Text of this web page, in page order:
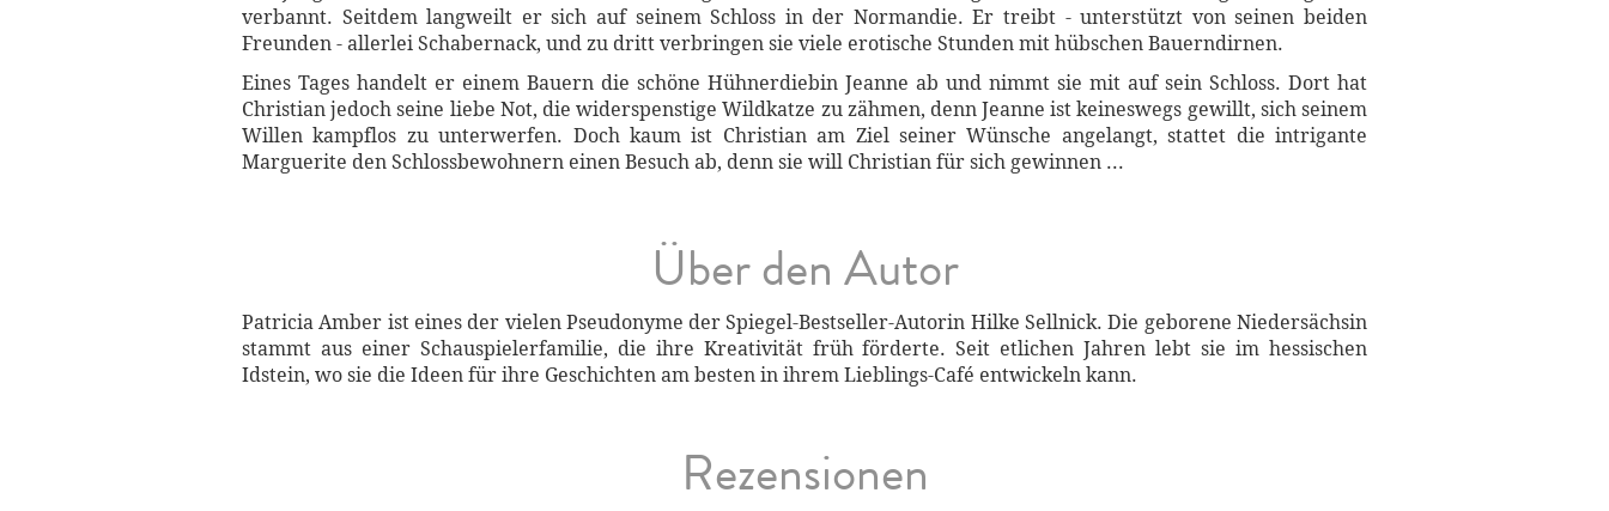
verbannt. Seitdem langweilt er sich auf seinem Schloss in der Normandie. Er treibt - unterstützt von seinen beiden
Freunden - allerlei Schabernack, und zu dritt verbringen sie viele erotische Stunden mit hübschen Bauerndirnen.
Eines Tages handelt er einem Bauern die schöne Hühnerdiebin Jeanne ab und nimmt sie mit auf sein Schloss. Dort hat
Christian jedoch seine liebe Not, die widerspenstige Wildkatze zu zähmen, denn Jeanne ist keineswegs gewillt, sich seinem
Willen kampflos zu unterwerfen. Doch kaum ist Christian am Ziel seiner Wünsche angelangt, stattet die intrigante
Marguerite den Schlossbewohnern einen Besuch ab, denn sie will Christian für sich gewinnen ...
Über den Autor
Patricia Amber ist eines der vielen Pseudonyme der Spiegel-Bestseller-Autorin Hilke Sellnick. Die geborene Niedersächsin
stammt aus einer Schauspielerfamilie, die ihre Kreativität früh förderte. Seit etlichen Jahren lebt sie im hessischen
Idstein, wo sie die Ideen für ihre Geschichten am besten in ihrem Lieblings-Café entwickeln kann.
Rezensionen